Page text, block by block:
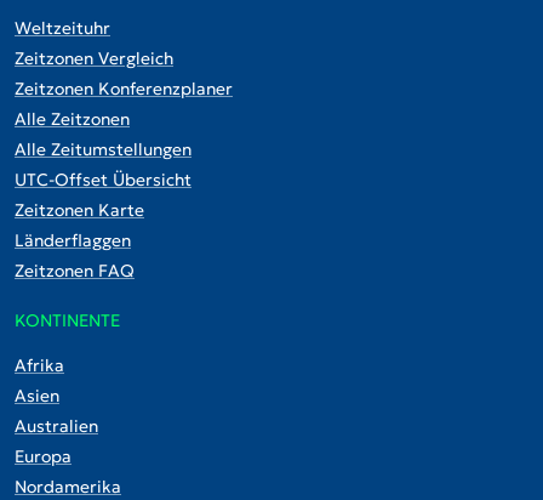
Weltzeituhr
Zeitzonen Vergleich
Zeitzonen Konferenzplaner
Alle Zeitzonen
Alle Zeitumstellungen
UTC-Offset Übersicht
Zeitzonen Karte
Länderflaggen
Zeitzonen FAQ
KONTINENTE
Afrika
Asien
Australien
Europa
Nordamerika